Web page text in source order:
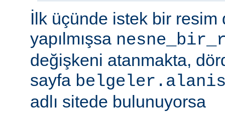
İlk üçünde istek bir resim
yapılmışsa
değişkeni atanmakta,
sayfa
adlı sitede bulunuyorsa